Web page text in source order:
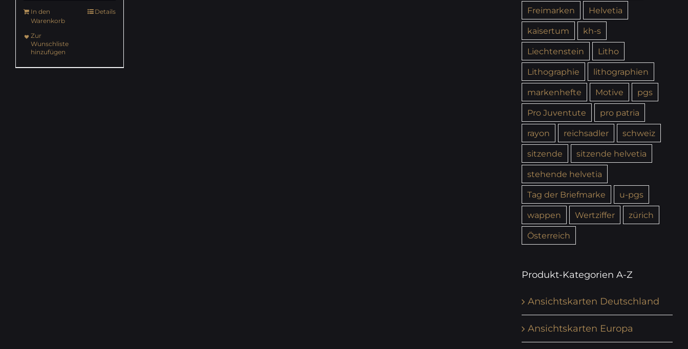
In den
Warenkorb
Details
Zur
Wunschliste
hinzufügen
Freimarken
Helvetia
kaisertum
kh-s
Liechtenstein
Litho
Lithographie
lithographien
markenhefte
Motive
pgs
Pro Juventute
pro patria
rayon
reichsadler
schweiz
sitzende
sitzende helvetia
stehende helvetia
Tag der Briefmarke
u-pgs
wappen
Wertziffer
zürich
Österreich
Produkt-Kategorien A-Z
Ansichtskarten Deutschland
Ansichtskarten Europa